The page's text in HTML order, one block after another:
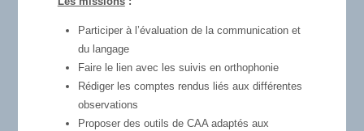
Participer à l’évaluation de la communication et
du langage
Faire le lien avec les suivis en orthophonie
Rédiger les comptes rendus liés aux différentes
observations
Proposer des outils de CAA adaptés aux